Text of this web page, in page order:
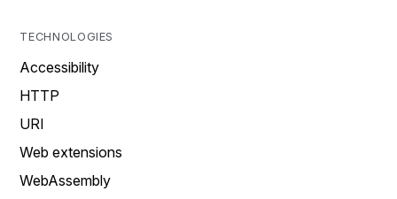
TECHNOLOGIES
Accessibility
HTTP
URI
Web extensions
WebAssembly